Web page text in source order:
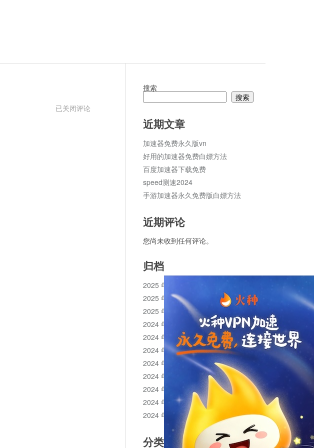
手
已关闭评论
搜索
搜索
近期文章
加速器免费永久版vn
好用的加速器免费白嫖方法
百度加速器下载免费
speed测速2024
手游加速器永久免费版白嫖方法
近期评论
您尚未收到任何评论。
归档
2025 年 11 月
2025 年 10 月
2025 年 1 月
2024 年 12 月
2024 年 11 月
2024 年 10 月
2024 年 9 月
2024 年 8 月
2024 年 7 月
2024 年 6 月
2024 年 5 月
分类目录